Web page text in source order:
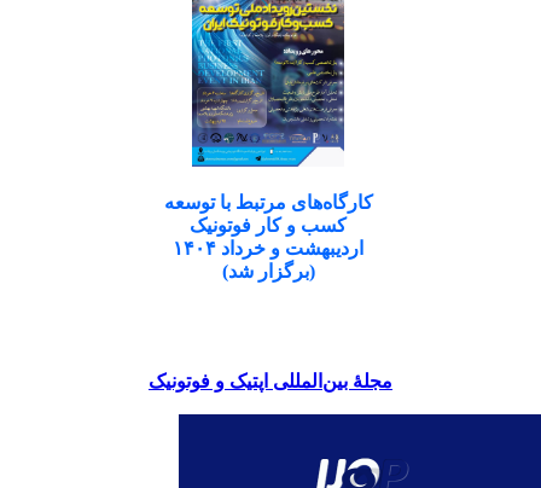
کارگاه‌های مرتبط با توسعه
کسب و کار فوتونیک
اردیبهشت و خرداد ۱۴۰۴
(برگزار شد)
مجلۀ بین‌المللی اپتیک و فوتونیک